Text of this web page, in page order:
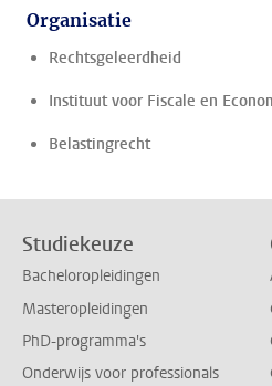
Organisatie
Rechtsgeleerdheid
Instituut voor Fiscale en
Belastingrecht
Studiekeuze
Bacheloropleidingen
Masteropleidingen
PhD-programma's
Onderwijs voor professionals